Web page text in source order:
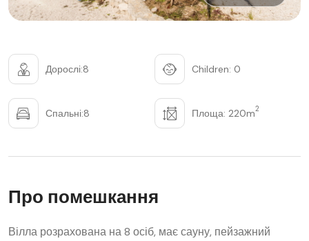
Дорослі:8 Children: 0
Спальні:8 Площа: 220m2
Про помешкання
Вілла розрахована на 8 осіб, має сауну, пейзажний